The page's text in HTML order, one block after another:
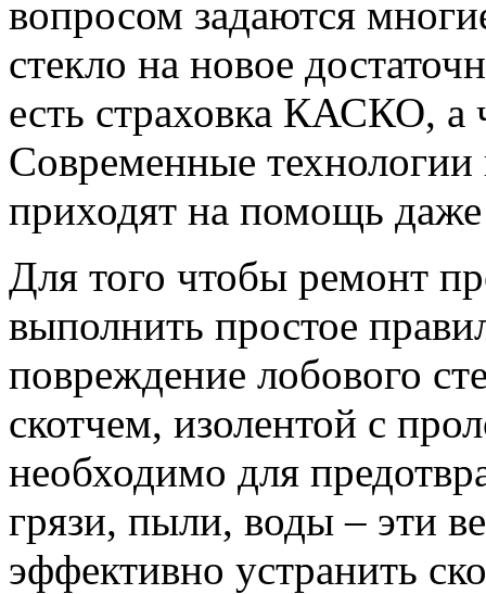
вопросом задаются
стекло на новое
есть страховка КАСКО, а
Современные технологии
приходят на помощь
Для того чтобы ремонт
выполнить простое
повреждение лобового
скотчем, изолентой с
необходимо для
грязи, пыли, воды – эти
эффективно устранить